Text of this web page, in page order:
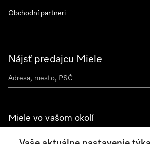
Nájsť predajcu Miele
Miele vo vašom okolí
Spoznajte predajne Miele
Obchodní partneri